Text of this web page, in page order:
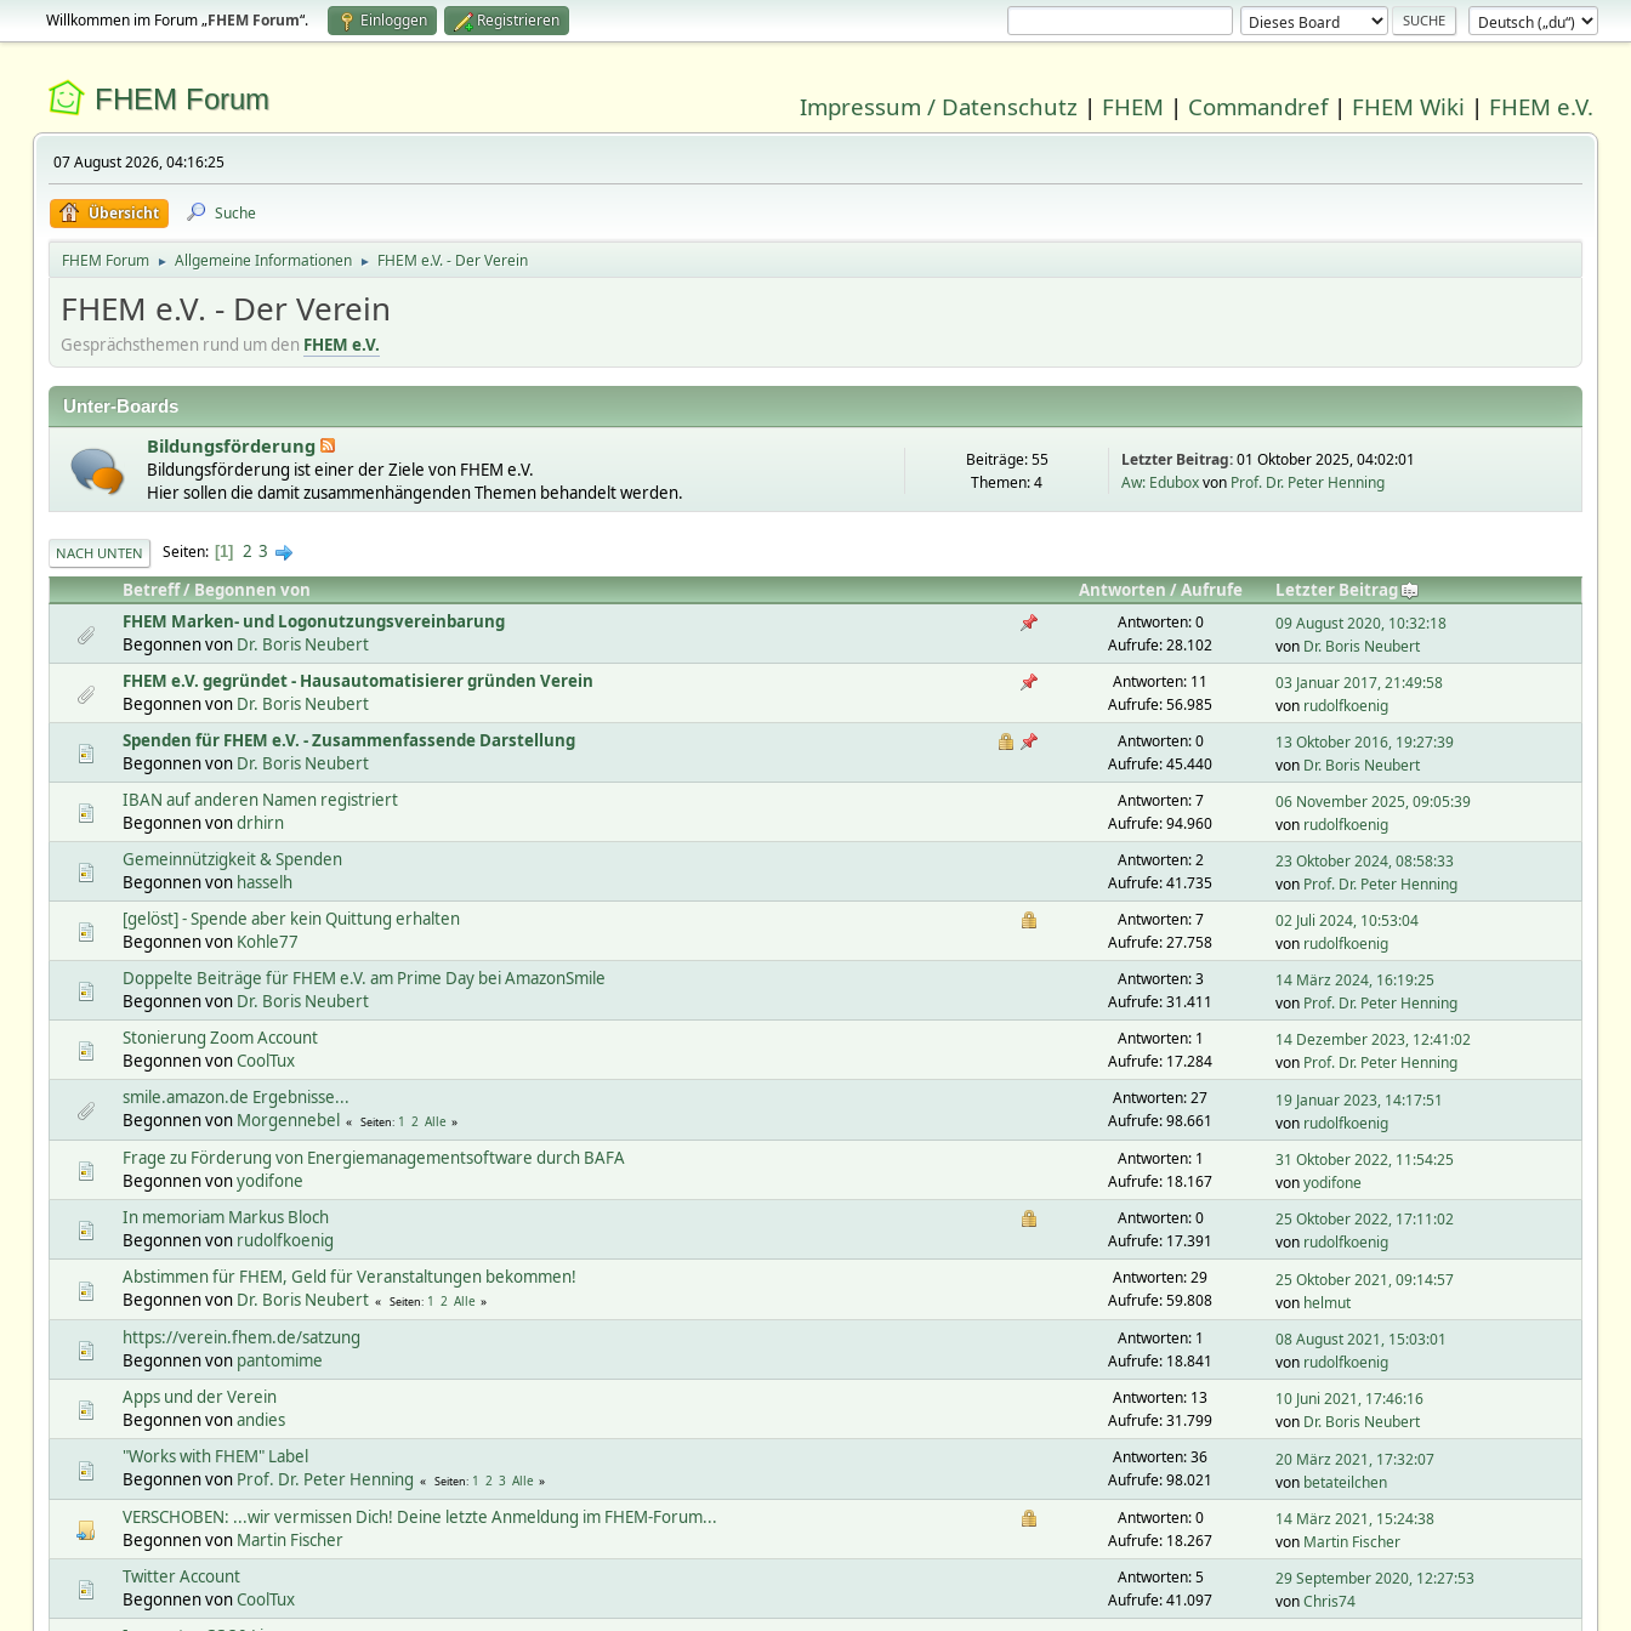
Willkommen im Forum „FHEM Forum“. Einloggen Registrieren
FHEM Forum Impressum / Datenschutz | FHEM | Commandref| FHEM Wiki | FHEM e.V.
07 August 2026, 04:16:25
Übersicht Suche
FHEM Forum ► Allgemeine Informationen ► FHEM e.V. - Der Verein
FHEM e.V. - Der Verein
Gesprächsthemen rund um den FHEM e.V.
Unter-Boards
Bildungsförderung
Bildungsförderung ist einer der Ziele von FHEM e.V.
Hier sollen die damit zusammenhängenden Themen behandelt werden.
Beiträge: 55
Themen: 4
Letzter Beitrag:01 Oktober 2025, 04:02:01
Aw: Eduboxvon Prof. Dr. Peter Henning
NACH UNTEN Seiten 1 2 3
Betreff/Begonnen von Antworten/Aufrufe
Letzter Beitrag
FHEM Marken- und Logonutzungsvereinbarung
Begonnen von Dr. Boris Neubert
Antworten: 0
Aufrufe: 28.102
09 August 2020, 10:32:18
von Dr. Boris Neubert
FHEM e.V. gegründet - Hausautomatisierer gründen Verein
Begonnen von Dr. Boris Neubert
Antworten: 11
Aufrufe: 56.985
03 Januar 2017, 21:49:58
von rudolfkoenig
Spenden für FHEM e.V. - Zusammenfassende Darstellung
Begonnen von Dr. Boris Neubert
Antworten: 0
Aufrufe: 45.440
13 Oktober 2016, 19:27:39
von Dr. Boris Neubert
IBAN auf anderen Namen registriert
Begonnen vondrhirn
Antworten: 7
Aufrufe: 94.960
06 November 2025, 09:05:39
von rudolfkoenig
Gemeinnützigkeit & Spenden
Begonnen von hasselh
Antworten: 2
Aufrufe: 41.735
23 Oktober 2024, 08:58:33
von Prof. Dr. Peter Henning
[gelöst] - Spende aber kein Quittung erhalten
Begonnen von Kohle77
Antworten: 7
Aufrufe: 27.758
02 Juli 2024, 10:53:04
von rudolfkoenig
Doppelte Beiträge für FHEM e.V. am Prime Day bei AmazonSmile
Begonnen von Dr. Boris Neubert
Antworten: 3
Aufrufe: 31.411
14 März 2024, 16:19:25
von Prof. Dr. Peter Henning
Stonierung Zoom Account
Begonnen vonCoolTux
Antworten: 1
Aufrufe: 17.284
14 Dezember 2023, 12:41:02
von Prof. Dr. Peter Henning
smile.amazon.de Ergebnisse...
Begonnen von Morgennebel Seiten 1 2 Alle
Antworten: 27
Aufrufe: 98.661
19 Januar 2023, 14:17:51
von rudolfkoenig
Frage zu Förderung von Energiemanagementsoftware durch BAFA
Begonnen vonyodifone
Antworten: 1
Aufrufe: 18.167
31 Oktober 2022, 11:54:25
vonyodifone
In memoriam Markus Bloch
Begonnen von rudolfkoenig
Antworten: 0
Aufrufe: 17.391
25 Oktober 2022, 17:11:02
von rudolfkoenig
Abstimmen für FHEM, Geld für Veranstaltungen bekommen!
Begonnen von Dr. Boris Neubert Seiten 1 2 Alle
Antworten: 29
Aufrufe: 59.808
25 Oktober 2021, 09:14:57
von helmut
https://verein.fhem.de/satzung
Begonnen von pantomime
Antworten: 1
Aufrufe: 18.841
08 August 2021, 15:03:01
von rudolfkoenig
Apps und der Verein
Begonnen vonandies
Antworten: 13
Aufrufe: 31.799
10 Juni 2021, 17:46:16
von Dr. Boris Neubert
"Works with FHEM" Label
Begonnen von Prof. Dr. Peter Henning Seiten 1 2 3 Alle
Antworten: 36
Aufrufe: 98.021
20 März 2021, 17:32:07
von betateilchen
VERSCHOBEN: ...wir vermissen Dich! Deine letzte Anmeldung im FHEM-Forum...
Begonnen von Martin Fischer
Antworten: 0
Aufrufe: 18.267
14 März 2021, 15:24:38
von Martin Fischer
Twitter Account
Begonnen vonCoolTux
Antworten: 5
Aufrufe: 41.097
29 September 2020, 12:27:53
vonChris74